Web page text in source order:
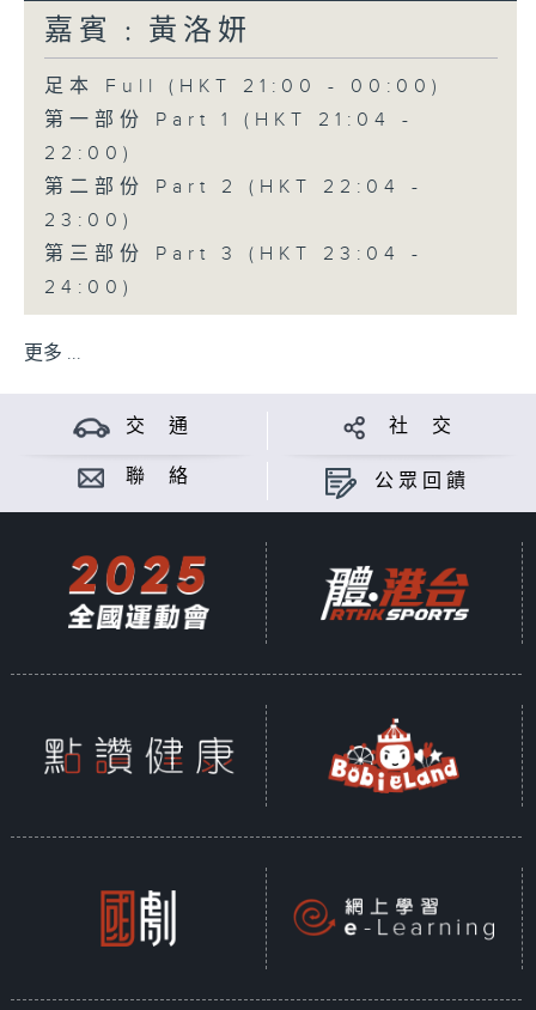
嘉賓﹕黃洛妍
足本 Full (HKT 21:00 - 00:00)
第一部份 Part 1 (HKT 21:04 -
22:00)
第二部份 Part 2 (HKT 22:04 -
23:00)
第三部份 Part 3 (HKT 23:04 -
24:00)
更多 ...
交 通 社 交
聯 絡 公眾回饋